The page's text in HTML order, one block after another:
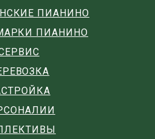
ПИАНИНО
ПИАНИНО